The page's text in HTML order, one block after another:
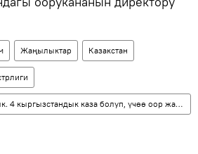
Жаңылыктар Казакстан
Казакстандагы жол кырсык. 4 кыргызстандык каза болуп, үчөө оор жаракат алды